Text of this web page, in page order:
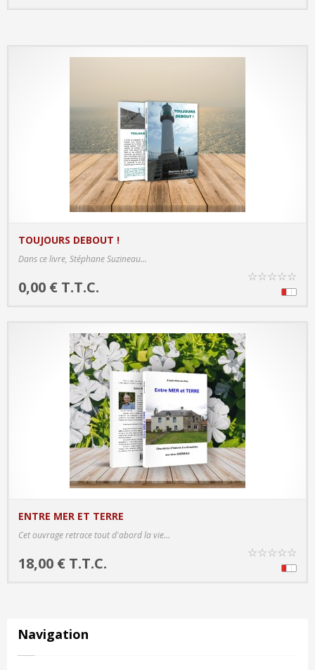
TOUJOURS DEBOUT !
Dans ce livre, Stéphane Suzineau...
0,00 € T.T.C.
☆☆☆☆☆
ENTRE MER ET TERRE
Cet ouvrage retrace tout d'abord la vie...
18,00 € T.T.C.
☆☆☆☆☆
Navigation